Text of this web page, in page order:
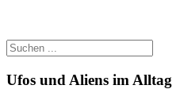
Ufos und Aliens im Alltag